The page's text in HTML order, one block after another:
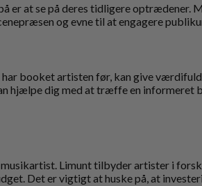
er at se på deres tidligere
og evne til at engagere
booket artisten før, kan give
hjælpe dig med at træffe en informeret
Limunt tilbyder artister i
Det er vigtigt at huske på, at